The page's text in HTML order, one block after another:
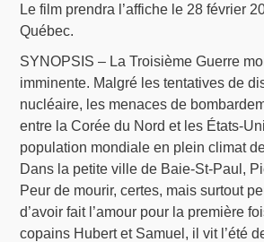
Le film prendra l’affiche le 28 février
Québec.
SYNOPSIS – La Troisième Guerre
imminente. Malgré les tentatives de
nucléaire, les menaces de
entre la Corée du Nord et les États-
population mondiale en plein climat
Dans la petite ville de Baie-St-Paul,
Peur de mourir, certes, mais surtout
d’avoir fait l’amour pour la première
copains Hubert et Samuel, il vit l’été